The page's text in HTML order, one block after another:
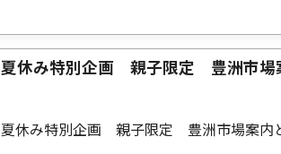
夏休み特別企画 親子限定 豊洲市場
夏休み特別企画 親子限定 豊洲市場案内